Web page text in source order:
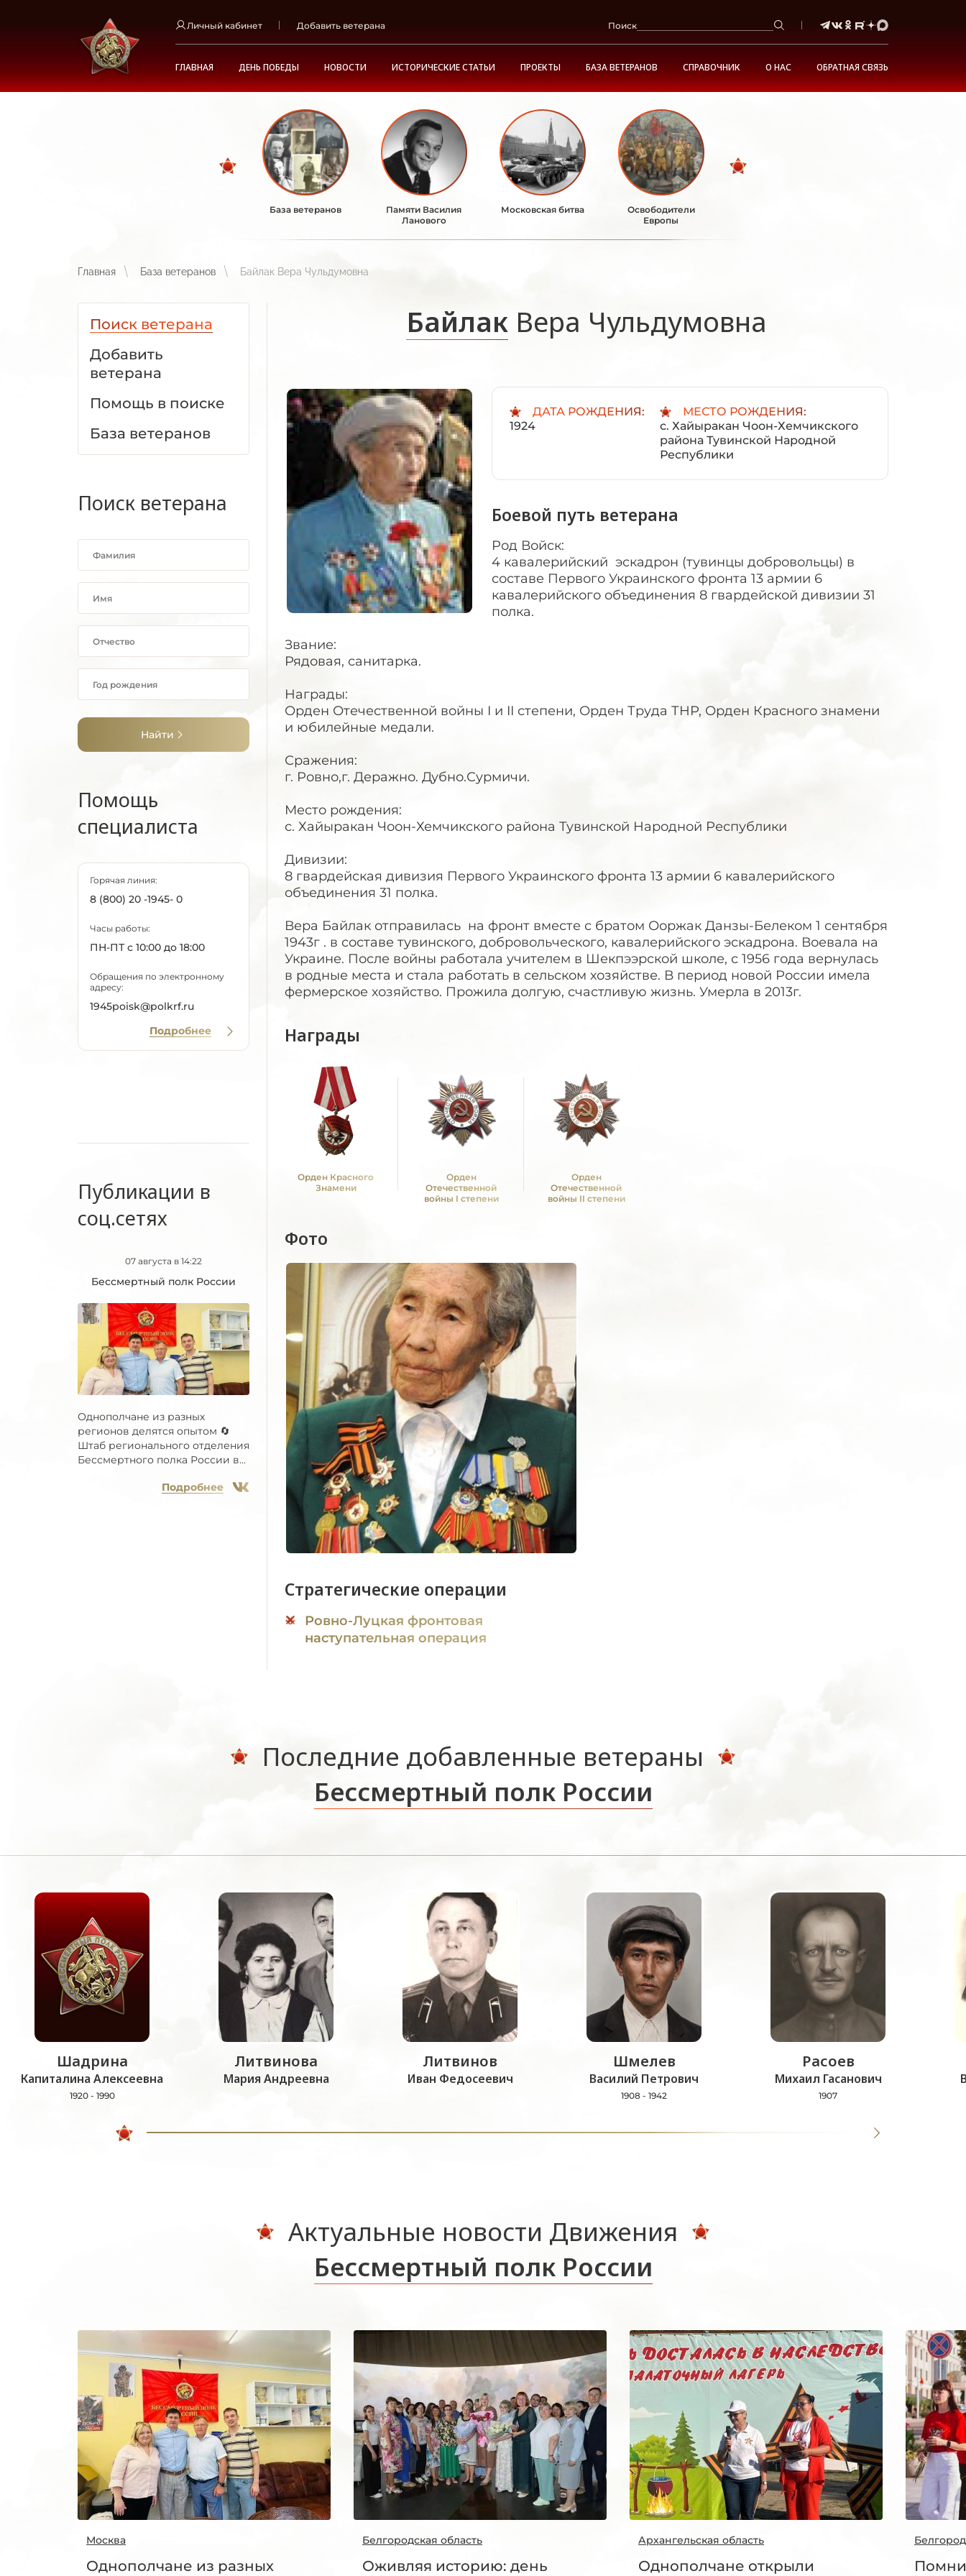
Личный кабинет Добавить ветерана Поиск
ГЛАВНАЯ ДЕНЬ ПОБЕДЫ НОВОСТИ ИСТОРИЧЕСКИЕ СТАТЬИ ПРОЕКТЫ БАЗА ВЕТЕРАНОВ СПРАВОЧНИК О НАС ОБРАТНАЯ СВЯЗЬ
База ветеранов
Памяти Василия
Ланового
Московская битва
Освободители
Европы
Главная База ветеранов Байлак Вера Чульдумовна
Поиск ветерана
Добавить
ветерана
Помощь в поиске
База ветеранов
Поиск ветерана
Найти
Помощь
специалиста
Горячая линия:
8 (800) 20 -1945- 0
Часы работы:
ПН-ПТ с 10:00 до 18:00
Обращения по электронному
адресу:
1945poisk@polkrf.ru
Подробнее
Публикации в
соц.сетях
07 августа в 14:22
Бессмертный полк России
Однополчане из разных
регионов делятся опытом 🔄
Штаб регионального отделения
Бессмертного полка России в...
Подробнее
Байлак Вера Чульдумовна
ДАТА РОЖДЕНИЯ:
1924
МЕСТО РОЖДЕНИЯ:
с. Хайыракан Чоон-Хемчикского
района Тувинской Народной
Республики
Боевой путь ветерана
Род Войск:
4 кавалерийский эскадрон (тувинцы добровольцы) в
составе Первого Украинского фронта 13 армии 6
кавалерийского объединения 8 гвардейской дивизии 31
полка.
Звание:
Рядовая, санитарка.
Награды:
Орден Отечественной войны I и II степени, Орден Труда ТНР, Орден Красного знамени
и юбилейные медали.
Сражения:
г. Ровно,г. Деражно. Дубно.Сурмичи.
Место рождения:
с. Хайыракан Чоон-Хемчикского района Тувинской Народной Республики
Дивизии:
8 гвардейская дивизия Первого Украинского фронта 13 армии 6 кавалерийского
объединения 31 полка.
Вера Байлак отправилась на фронт вместе с братом Ооржак Данзы-Белеком 1 сентября
1943г . в составе тувинского, добровольческого, кавалерийского эскадрона. Воевала на
Украине. После войны работала учителем в Шекпээрской школе, с 1956 года вернулась
в родные места и стала работать в сельском хозяйстве. В период новой России имела
фермерское хозяйство. Прожила долгую, счастливую жизнь. Умерла в 2013г.
Награды
Орден Красного
Знамени
Орден
Отечественной
войны I степени
Орден
Отечественной
войны II степени
Фото
Стратегические операции
Ровно-Луцкая фронтовая
наступательная операция
Последние добавленные ветераны
Бессмертный полк России
Шадрина
Капиталина Алексеевна
1920 - 1990
Литвинова
Мария Андреевна
Литвинов
Иван Федосеевич
Шмелев
Василий Петрович
1908 - 1942
Расоев
Михаил Гасанович
1907
Актуальные новости Движения
Бессмертный полк России
Москва
Однополчане из разных
Белгородская область
Оживляя историю: день
Архангельская область
Однополчане открыли